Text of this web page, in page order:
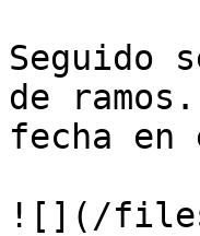
Seguido
de
fecha en
![](/files/-